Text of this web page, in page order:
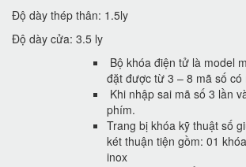
Độ dày thép thân: 1.5ly
Độ dày cửa: 3.5 ly
Bộ khóa điện tử là model
đặt được từ 3 – 8 mã số có
Khi nhập sai mã số 3 lần
phím.
Trang bị khóa kỹ thuật số
két thuận tiện gồm: 01
inox